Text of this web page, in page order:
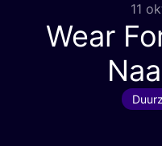
11
Wear